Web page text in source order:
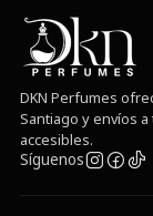
DKN Perfumes
Santiago y envíos
accesibles.
Síguenos